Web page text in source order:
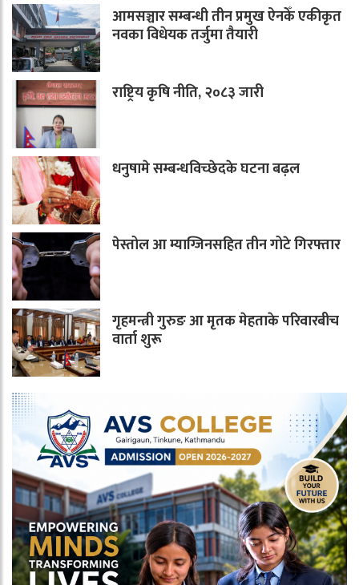
आमसञ्चार सम्बन्धी तीन प्रमुख ऐनकेँ एकीकृत
नवका विधेयक तर्जुमा तैयारी
राष्ट्रिय कृषि नीति, २०८३ जारी
धनुषामे सम्बन्धविच्छेदके घटना बढ़ल
पेस्तोल आ म्याग्जिनसहित तीन गोटे गिरफ्तार
गृहमन्त्री गुरुङ आ मृतक मेहताके परिवारबीच
वार्ता शुरू